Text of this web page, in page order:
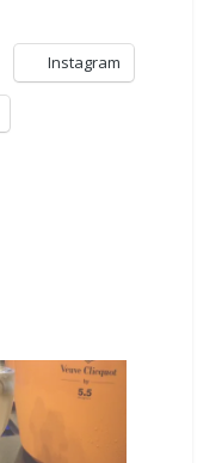
Instagram